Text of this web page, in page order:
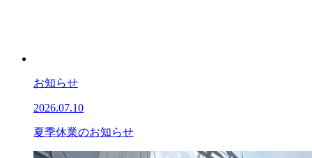
お知らせ
2026.07.10
夏季休業のお知らせ